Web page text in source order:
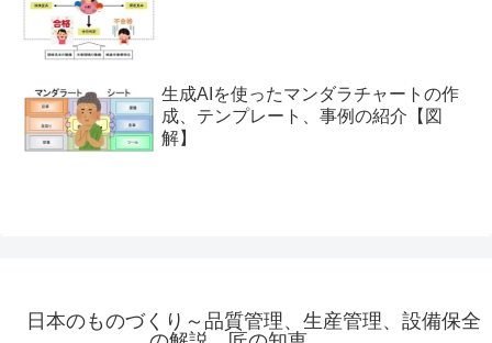
生成AIを使ったマンダラチャートの作
成、テンプレート、事例の紹介【図
解】
日本のものづくり～品質管理、生産管理、設備保全